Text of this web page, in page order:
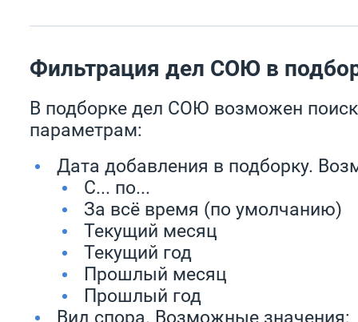
Фильтрация дел СОЮ в
В подборке дел СОЮ возможен
параметрам:
Дата добавления в подборку.
С... по...
За всё время (по умолчанию)
Текущий месяц
Текущий год
Прошлый месяц
Прошлый год
Вид спора. Возможные значения: